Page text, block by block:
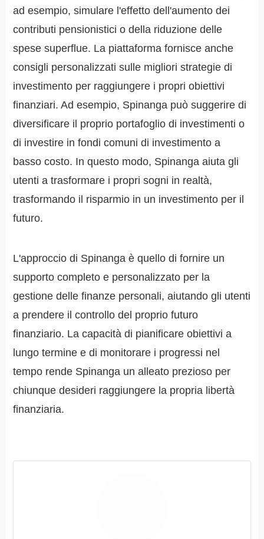
ad esempio, simulare l'effetto dell'aumento dei
contributi pensionistici o della riduzione delle
spese superflue. La piattaforma fornisce anche
consigli personalizzati sulle migliori strategie di
investimento per raggiungere i propri obiettivi
finanziari. Ad esempio, Spinanga può suggerire di
diversificare il proprio portafoglio di investimenti o
di investire in fondi comuni di investimento a
basso costo. In questo modo, Spinanga aiuta gli
utenti a trasformare i propri sogni in realtà,
trasformando il risparmio in un investimento per il
futuro.
L'approccio di Spinanga è quello di fornire un
supporto completo e personalizzato per la
gestione delle finanze personali, aiutando gli utenti
a prendere il controllo del proprio futuro
finanziario. La capacità di pianificare obiettivi a
lungo termine e di monitorare i progressi nel
tempo rende Spinanga un alleato prezioso per
chiunque desideri raggiungere la propria libertà
finanziaria.